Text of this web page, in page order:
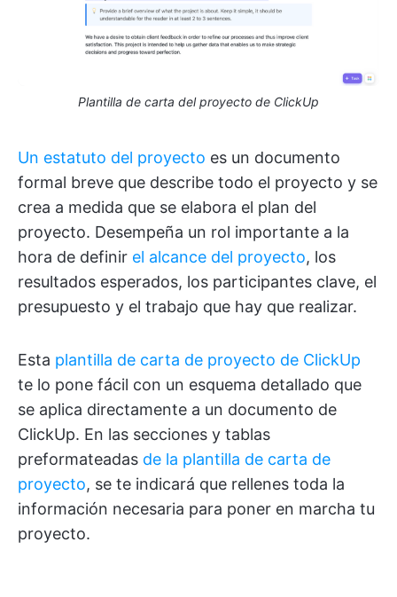
Plantilla de carta del proyecto de ClickUp
Un estatuto del proyecto es un documento
formal breve que describe todo el proyecto y se
crea a medida que se elabora el plan del
proyecto. Desempeña un rol importante a la
hora de definir el alcance del proyecto, los
resultados esperados, los participantes clave, el
presupuesto y el trabajo que hay que realizar.
Esta plantilla de carta de proyecto de ClickUp
te lo pone fácil con un esquema detallado que
se aplica directamente a un documento de
ClickUp. En las secciones y tablas
preformateadas de la plantilla de carta de
proyecto, se te indicará que rellenes toda la
información necesaria para poner en marcha tu
proyecto.